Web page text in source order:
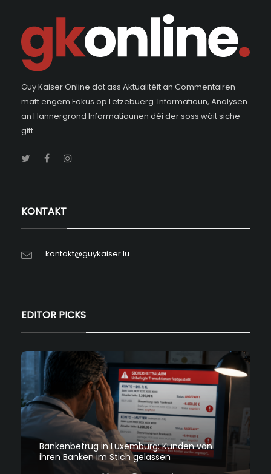
Guy Kaiser Online dat ass Aktualitéit an Commentairen
matt engem Fokus op Lëtzebuerg. Informatioun, Analysen
an Hannergrond Informatiounen déi der soss wäit siche
gitt.
KONTAKT
kontakt@guykaiser.lu
EDITOR PICKS
Bankenbetrug in Luxemburg: Kunden von
ihren Banken im Stich gelassen